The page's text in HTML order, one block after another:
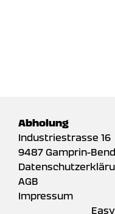
Abholung
Industriestrasse 16
9487 Gamprin-
AGB
Impressum